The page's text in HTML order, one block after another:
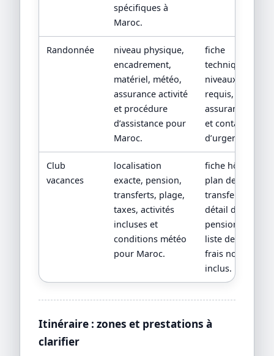
spécifiques à
Maroc.
Randonnée
niveau physique,
encadrement,
matériel, météo,
assurance activité
et procédure
d’assistance pour
Maroc.
fiche
technique,
niveaux
requis,
assurance
et contacts
d’urgence.
Club
vacances
localisation
exacte, pension,
transferts, plage,
taxes, activités
incluses et
conditions météo
pour Maroc.
fiche hôtel,
plan de
transfert,
détail de
pension et
liste des
frais non
inclus.
Itinéraire : zones et prestations à
clarifier